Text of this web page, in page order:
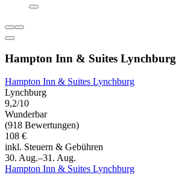
Hampton Inn & Suites Lynchburg
Hampton Inn & Suites Lynchburg
Lynchburg
9,2/10
Wunderbar
(918 Bewertungen)
108 €
inkl. Steuern & Gebühren
30. Aug.–31. Aug.
Hampton Inn & Suites Lynchburg